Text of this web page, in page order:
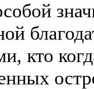
кто